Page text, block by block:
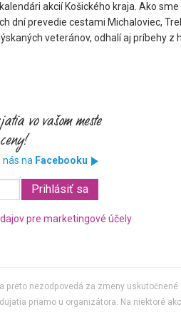
akcií Košického kraja. Ako sme
dní prevedie cestami Michaloviec,
veteránov, odhalí aj príbehy z
na Facebooku
pre marketingové účely
preto nezodpovedá za zmeny uskutočnené
priamo u organizátora. Na niektoré